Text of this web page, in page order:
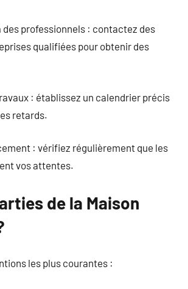
des professionnels : contactez des
qualifiées pour obtenir des
: établissez un calendrier précis
retards.
: vérifiez régulièrement que les
vos attentes.
de la Maison
les plus courantes :